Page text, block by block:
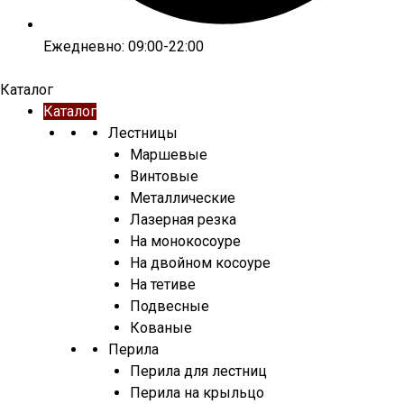
Ежедневно: 09:00-22:00
Каталог
Каталог
Лестницы
Маршевые
Винтовые
Металлические
Лазерная резка
На монокосоуре
На двойном косоуре
На тетиве
Подвесные
Кованые
Перила
Перила для лестниц
Перила на крыльцо